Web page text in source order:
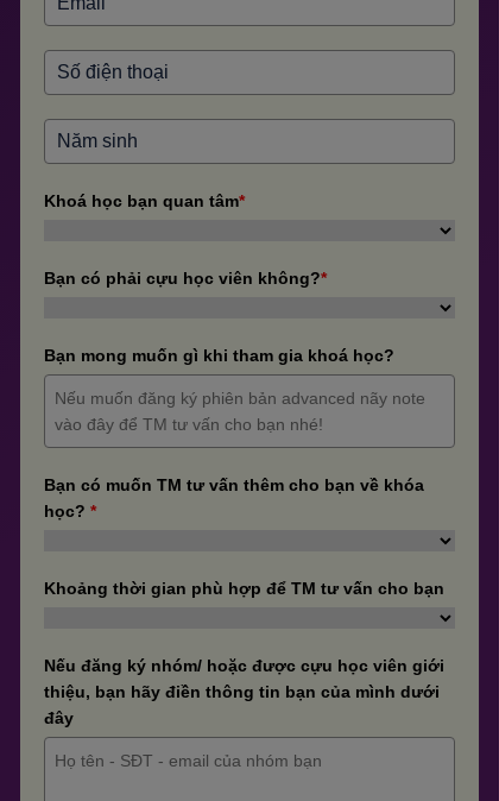
Khoá học bạn quan tâm*
Bạn có phải cựu học viên không?*
Bạn mong muốn gì khi tham gia khoá học?
Bạn có muốn TM tư vấn thêm cho bạn về khóa
học? *
Khoảng thời gian phù hợp để TM tư vấn cho bạn
Nếu đăng ký nhóm/ hoặc được cựu học viên giới
thiệu, bạn hãy điền thông tin bạn của mình dưới
đây